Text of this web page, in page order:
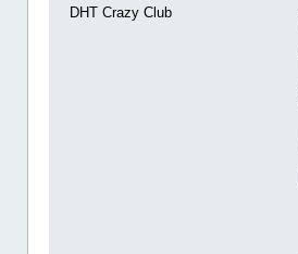
DHT Crazy Club